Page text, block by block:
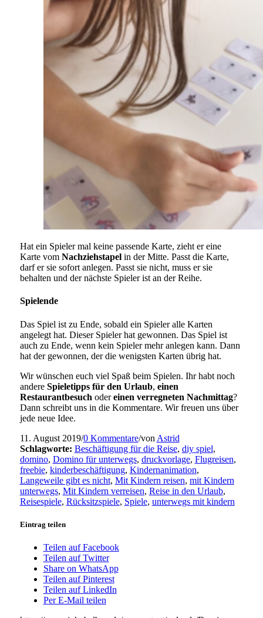
Hat ein Spieler mal keine passende Karte, zieht er eine
Karte vom Nachziehstapelin der Mitte. Passt die Karte,
darf er sie sofort anlegen. Passt sie nicht, muss er sie
behalten und der nächste Spieler ist an der Reihe.
Spielende
Das Spiel ist zu Ende, sobald ein Spieler alle Karten
angelegt hat. Dieser Spieler hat gewonnen. Das Spiel ist
auch zu Ende, wenn kein Spieler mehr anlegen kann. Dann
hat der gewonnen, der die wenigsten Karten übrig hat.
Wir wünschen euch viel Spaß beim Spielen. Ihr habt noch
andere Spieletipps für den Urlaub, einen
Restaurantbesuch odereinen verregneten Nachmittag?
Dann schreibt uns in die Kommentare. Wir freuen uns über
jede neue Idee.
11. August 2019/0 Kommentare/von Astrid
Schlagworte: Beschäftigung für die Reise, diy spiel,
domino, Domino für unterwegs, druckvorlage, Flugreisen,
freebie, kinderbeschäftigung, Kindernanimation,
Langeweile gibt es nicht, Mit Kindern reisen, mit Kindern
unterwegs, Mit Kindern verreisen, Reise in den Urlaub,
Reisespiele, Rücksitzspiele, Spiele, unterwegs mit kindern
Eintrag teilen
Teilen auf Facebook
Teilen auf Twitter
Share on WhatsApp
Teilen auf Pinterest
Teilen auf LinkedIn
Per E-Mail teilen